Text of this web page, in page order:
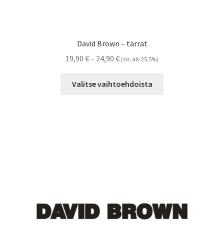
David Brown – tarrat
19,90 €– 24,90 €Hintaluokka:
-
(sis. alv 25,5%)
Valitse vaihtoehdoista